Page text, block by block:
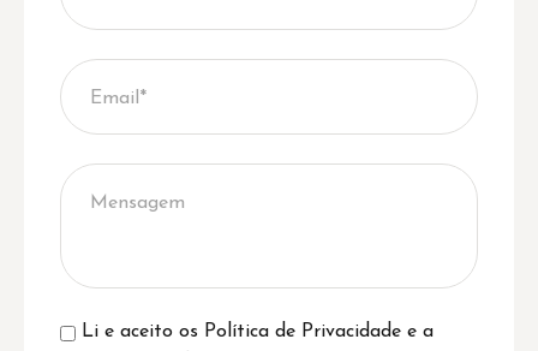
Li e aceito os Política de Privacidade e a